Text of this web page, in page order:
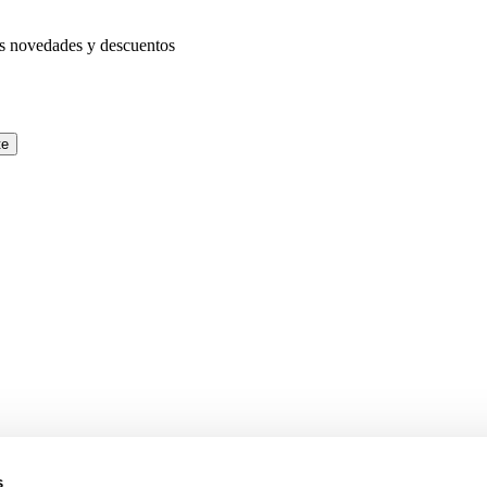
novedades y descuentos